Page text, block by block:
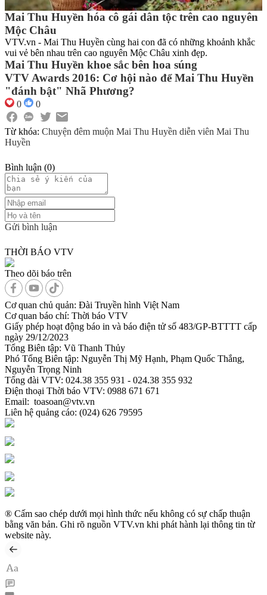
Mai Thu Huyền hóa cô gái dân tộc trên cao nguyên
Mộc Châu
VTV.vn - Mai Thu Huyền cùng hai con đã có những khoảnh khắc
vui vẻ bên nhau trên cao nguyên Mộc Châu xinh đẹp.
Mai Thu Huyền khoe sắc bên hoa súng
VTV Awards 2016: Cơ hội nào để Mai Thu Huyền
"đánh bật" Nhã Phương?
0 0
Từ khóa: Chuyện đêm muộn Mai Thu Huyền diễn viên Mai Thu
Huyền
Bình luận (0)
Gửi bình luận
THỜI BÁO VTV
Theo dõi báo trên
Cơ quan chủ quản: Đài Truyền hình Việt Nam
Cơ quan báo chí: Thời báo VTV
Giấy phép hoạt động báo in và báo điện tử số 483/GP-BTTTT cấp
ngày 29/12/2023
Tổng Biên tập: Vũ Thanh Thủy
Phó Tổng Biên tập: Nguyễn Thị Mỹ Hạnh, Phạm Quốc Thắng,
Nguyễn Trọng Ninh
Tổng đài VTV: 024.38 355 931 - 024.38 355 932
Ðiện thoại Thời báo VTV: 0988 671 671
Email: toasoan@vtv.vn
Liên hệ quảng cáo: (024) 626 79595
® Cấm sao chép dưới mọi hình thức nếu không có sự chấp thuận
bằng văn bản. Ghi rõ nguồn VTV.vn khi phát hành lại thông tin từ
website này.